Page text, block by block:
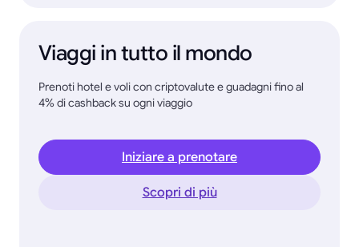
Viaggi in tutto il mondo
Prenoti hotel e voli con criptovalute e guadagni fino al
4% di cashback su ogni viaggio
Iniziare a prenotare
Scopri di più